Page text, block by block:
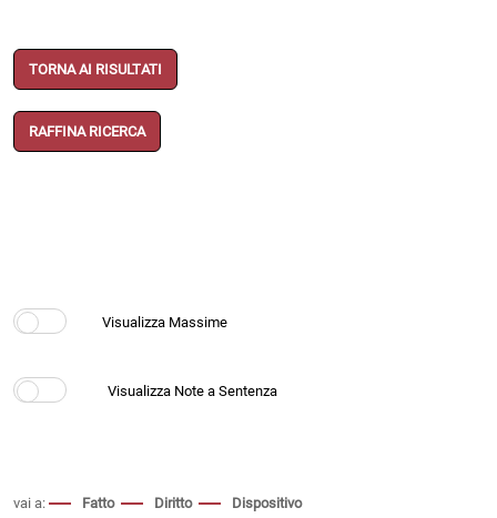
TORNA AI RISULTATI
RAFFINA RICERCA
vai a: Fatto Diritto
Dispositivo